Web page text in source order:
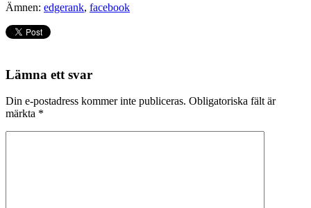
Ämnen: edgerank, facebook
Lämna ett svar
Din e-postadress kommer inte publiceras. Obligatoriska fält är
märkta *